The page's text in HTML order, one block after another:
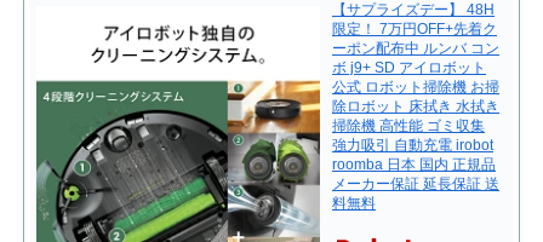
【サプライズデー】 48H
限定！ 7万円OFF+先着ク
ーポン配布中 ルンバ コン
ボ j9+ SD アイロボット
公式 ロボット掃除機 お掃
除ロボット 床拭き 水拭き
掃除機 高性能 ゴミ収集
強力吸引 自動充電 irobot
roomba 日本 国内 正規品
メーカー保証 延長保証 送
料無料